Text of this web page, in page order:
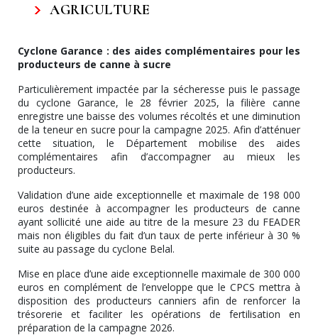
AGRICULTURE
Cyclone Garance : des aides complémentaires pour les
producteurs de canne à sucre
Particulièrement impactée par la sécheresse puis le passage
du cyclone Garance, le 28 février 2025, la filière canne
enregistre une baisse des volumes récoltés et une diminution
de la teneur en sucre pour la campagne 2025. Afin d’atténuer
cette situation, le Département mobilise des aides
complémentaires afin d’accompagner au mieux les
producteurs.
Validation d’une aide exceptionnelle et maximale de 198 000
euros destinée à accompagner les producteurs de canne
ayant sollicité une aide au titre de la mesure 23 du FEADER
mais non éligibles du fait d’un taux de perte inférieur à 30 %
suite au passage du cyclone Belal.
Mise en place d’une aide exceptionnelle maximale de 300 000
euros en complément de l’enveloppe que le CPCS mettra à
disposition des producteurs canniers afin de renforcer la
trésorerie et faciliter les opérations de fertilisation en
préparation de la campagne 2026.